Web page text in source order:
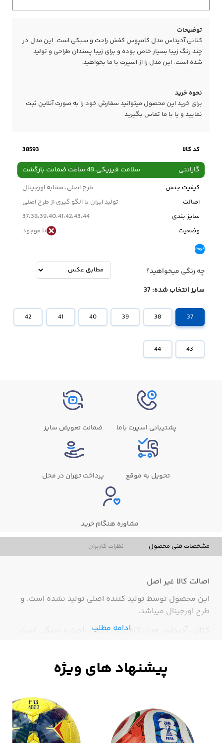
توضیحات
کتانی آدیداس مدل کامپوس کفش راحت و سبکی است. این مدل در
چند رنگ زیبا بسیار خاص بوده و برای زیبا پسندان طراحی و تولید
شده است. این مدل را از اسپرت با ما بخواهید.
نحوه خرید
برای خرید این محصول میتوانید سفارش خود را به صورت آنلاین ثبت
نمایید و یا با ما تماس بگیرید
کد کالا 38593
گارانتی سلامت فیزیکی،48 ساعت ضمانت بازگشت
کیفیت جنس
طرح اصلی، مشابه اورجینال
اصالت
تولید ایران با الگو گیری از طرح اصلی
سایز بندی
37،38،39،40،41،42،43،44
وضعیت
نا موجود
چه رنگی میخواهید؟
سایز انتخاب شده:37
37
38
39
40
41
42
43
44
پشتیبانی اسپرت باما ضمانت تعویض سایز
تحویل به موقع پرداخت تهران در محل
مشاوره هنگام خرید
مشخصات فنی محصول نظرات کاربران
اصالت کالا غیر اصل
این محصول توسط تولید کننده اصلی تولید نشده است. و
طرح اورجینال میباشد.
کتانی آدیداس مدل کامپوس کفش راحت و سبکی است.
پسندان طراحی و تولید شده است. این مدل را از اسپرت با
ادامه مطلب